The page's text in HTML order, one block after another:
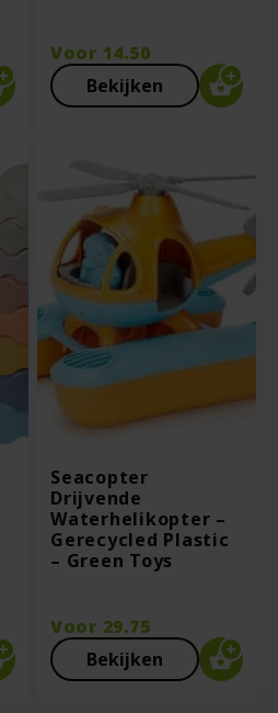
Voor 14.50
Bekijken
Seacopter
Drijvende
Waterhelikopter –
Gerecycled Plastic
– Green Toys
Voor 29.75
Bekijken